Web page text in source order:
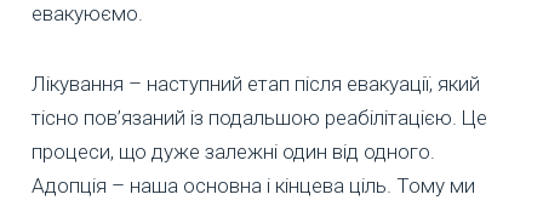
евакуюємо.
Лікування – наступний етап після евакуації, який
тісно пов’язаний із подальшою реабілітацією. Це
процеси, що дуже залежні один від одного.
Адопція – наша основна і кінцева ціль. Тому ми